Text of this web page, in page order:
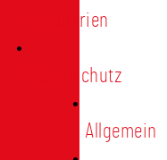
Regularien
Datenschutz
Allgemein